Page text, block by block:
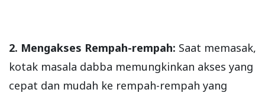
2. Mengakses Rempah-rempah: Saat memasak,
kotak masala dabba memungkinkan akses yang
cepat dan mudah ke rempah-rempah yang